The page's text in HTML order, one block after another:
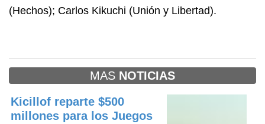
(Hechos); Carlos Kikuchi (Unión y Libertad).
MAS NOTICIAS
Kicillof reparte $500
millones para los Juegos